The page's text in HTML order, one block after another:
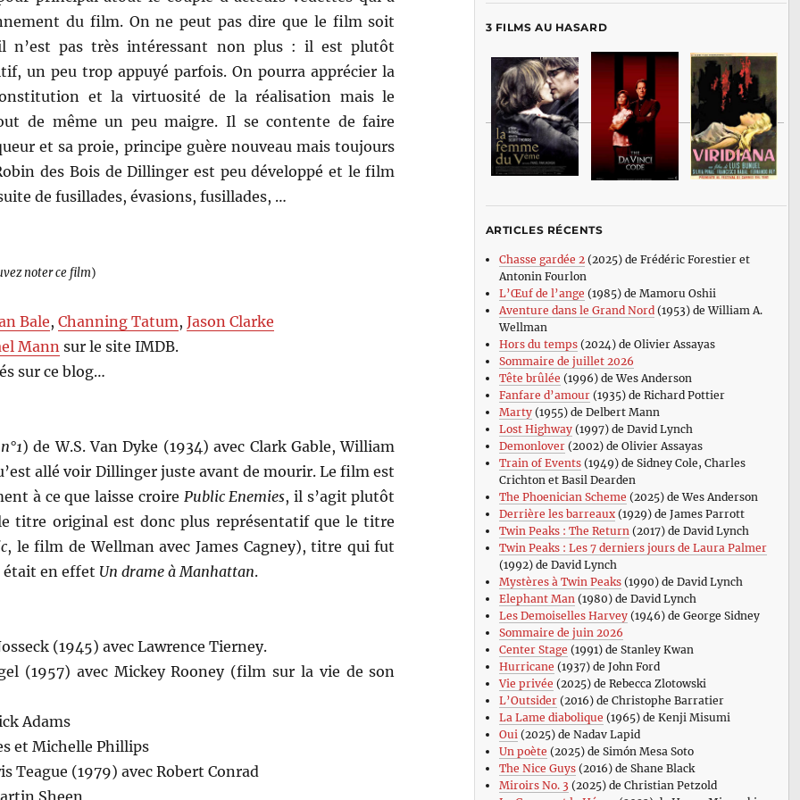
du film. On ne peut pas dire que le film soit
n’est pas très intéressant non plus : il est plutôt
un peu trop appuyé parfois. On pourra apprécier la
et la virtuosité de la réalisation mais le
de même un peu maigre. Il se contente de faire
et sa proie, principe guère nouveau mais toujours
des Bois de Dillinger est peu développé et le film
de fusillades, évasions, fusillades, …
noter ce film)
Bale,Channing Tatum,Jason Clarke
Mann sur le site IMDB.
sur ce blog…
) de W.S. Van Dyke (1934) avec Clark Gable, William
allé voir Dillinger juste avant de mourir. Le film est
à ce que laisse croire Public Enemies, il s’agit plutôt
titre original est donc plus représentatif que le titre
, le film de Wellman avec James Cagney), titre qui fut
était en effet Un drame à Manhattan.
(1945) avec Lawrence Tierney.
(1957) avec Mickey Rooney (film sur la vie de son
Adams
et Michelle Phillips
Teague (1979) avec Robert Conrad
Sheen
3 FILMS AU HASARD
ARTICLES RÉCENTS
Chasse gardée 2(2025) de Frédéric Forestier et
Antonin Fourlon
L’Œuf de l’ange (1985) de Mamoru Oshii
Aventure dans le Grand Nord(1953) de William A.
Wellman
Hors du temps(2024) de Olivier Assayas
Sommaire de juillet 2026
Tête brûlée (1996) de Wes Anderson
Fanfare d’amour(1935) de Richard Pottier
Marty(1955) de Delbert Mann
Lost Highway(1997) de David Lynch
Demonlover(2002) de Olivier Assayas
Train of Events(1949) de Sidney Cole, Charles
Crichton et Basil Dearden
The Phoenician Scheme (2025) de Wes Anderson
Derrière les barreaux(1929) de James Parrott
Twin Peaks : The Return(2017) de David Lynch
Twin Peaks : Les 7 derniers jours de Laura Palmer
(1992) de David Lynch
Mystères à Twin Peaks(1990) de David Lynch
Elephant Man(1980) de David Lynch
Les Demoiselles Harvey(1946) de George Sidney
Sommaire de juin 2026
Center Stage (1991) de Stanley Kwan
Hurricane (1937) de John Ford
Vie privée (2025) de Rebecca Zlotowski
L’Outsider(2016) de Christophe Barratier
La Lame diabolique (1965) de Kenji Misumi
Oui(2025) de Nadav Lapid
Un poète (2025) de Simón Mesa Soto
The Nice Guys(2016) de Shane Black
Miroirs No. 3 (2025) de Christian Petzold